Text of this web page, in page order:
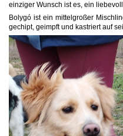
einziger Wunsch ist es, ein
Bolygó ist ein mittelgroßer
gechipt, geimpft und kastriert auf